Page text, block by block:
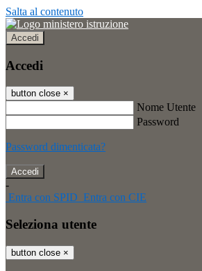
Salta al contenuto
Accedi
Accedi
button close ×
Nome Utente
Password
Password dimenticata?
-
Entra con SPID Entra con CIE
Seleziona utente
button close ×